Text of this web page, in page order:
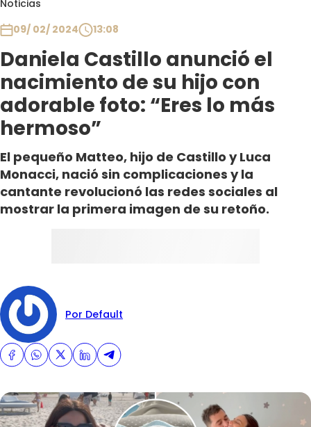
Noticias
09/ 02/ 2024
13:08
Daniela Castillo anunció el
nacimiento de su hijo con
adorable foto: “Eres lo más
hermoso”
El pequeño Matteo, hijo de Castillo y Luca
Monacci, nació sin complicaciones y la
cantante revolucionó las redes sociales al
mostrar la primera imagen de su retoño.
Por Default
Club De La Comedia
Contigo en Directo
Plan Perfecto
El Tiempo
Sabingo
Todos Los Programas